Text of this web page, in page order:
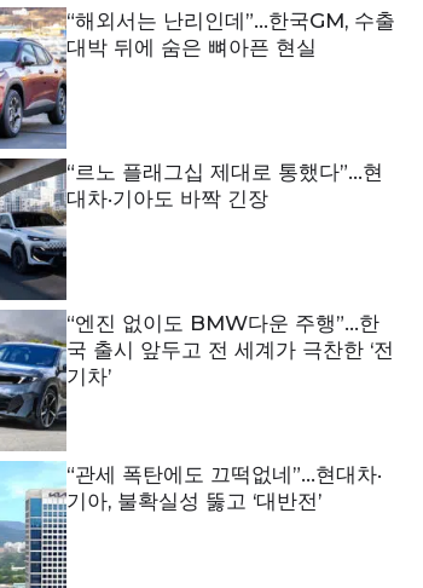
“해외서는 난리인데”…한국GM, 수출
대박 뒤에 숨은 뼈아픈 현실
“르노 플래그십 제대로 통했다”…현
대차·기아도 바짝 긴장
“엔진 없이도 BMW다운 주행”…한
국 출시 앞두고 전 세계가 극찬한 ‘전
기차’
“관세 폭탄에도 끄떡없네”…현대차·
기아, 불확실성 뚫고 ‘대반전’